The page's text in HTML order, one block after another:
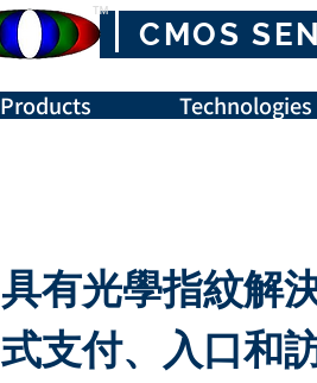
CMOS
™
Products Technologies
具有光學指紋解
式支付、入口和